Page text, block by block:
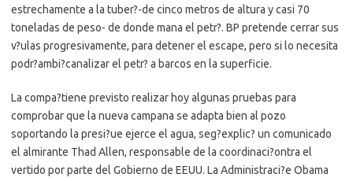
estrechamente a la tuber?-de cinco metros de altura y casi 70
toneladas de peso- de donde mana el petr?. BP pretende cerrar sus
v?ulas progresivamente, para detener el escape, pero si lo necesita
podr?ambi?canalizar el petr? a barcos en la superficie.
La compa?tiene previsto realizar hoy algunas pruebas para
comprobar que la nueva campana se adapta bien al pozo
soportando la presi?ue ejerce el agua, seg?explic? un comunicado
el almirante Thad Allen, responsable de la coordinaci?ontra el
vertido por parte del Gobierno de EEUU. La Administraci?e Obama